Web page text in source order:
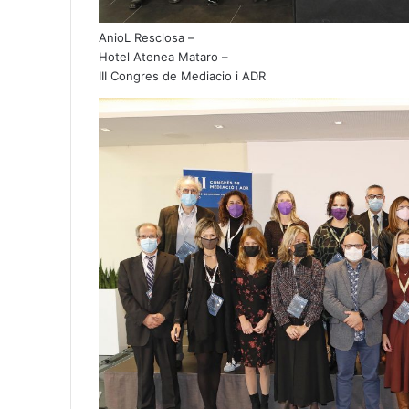
AnioL Resclosa –
Hotel Atenea Mataro –
III Congres de Mediacio i ADR